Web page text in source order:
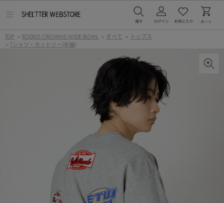
ー
を
TOP > RODEO CROWNS WIDE BOWL > すべて > トップス
> Tシャツ・カットソー(半袖)